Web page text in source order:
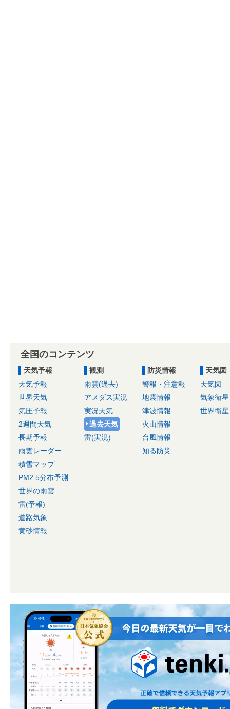
全国のコンテンツ
天気予報
天気予報
世界天気
気圧予報
2週間天気
長期予報
雨雲レーダー
積雪マップ
PM2.5分布予測
世界の雨雲
雷(予報)
道路気象
黄砂情報
観測
雨雲(過去)
アメダス実況
実況天気
過去天気
雷(実況)
防災情報
警報・注意報
地震情報
津波情報
火山情報
台風情報
知る防災
天気図
天気図
気象衛星
世界衛星